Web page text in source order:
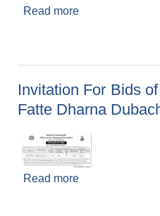
Read more
Invitation For Bids
Fatte Dharna
Read more